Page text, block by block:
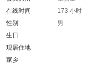
在线时间
173 小时
性别
男
生日
现居住地
家乡